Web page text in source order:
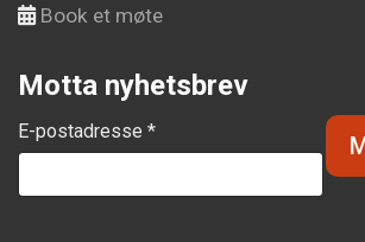
Book et møte
Motta nyhetsbrev
E-postadresse *